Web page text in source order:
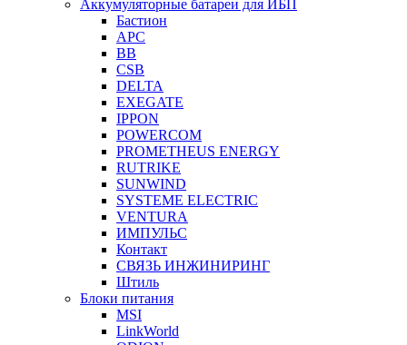
Аккумуляторные батареи для ИБП
Бастион
APC
BB
CSB
DELTA
EXEGATE
IPPON
POWERCOM
PROMETHEUS ENERGY
RUTRIKE
SUNWIND
SYSTEME ELECTRIC
VENTURA
ИМПУЛЬС
Контакт
СВЯЗЬ ИНЖИНИРИНГ
Штиль
Блоки питания
MSI
LinkWorld